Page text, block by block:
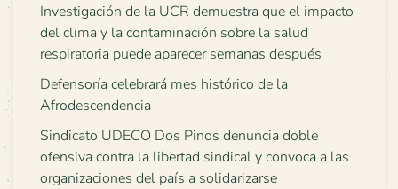
Investigación de la UCR demuestra que el impacto
del clima y la contaminación sobre la salud
respiratoria puede aparecer semanas después
Defensoría celebrará mes histórico de la
Afrodescendencia
Sindicato UDECO Dos Pinos denuncia doble
ofensiva contra la libertad sindical y convoca a las
organizaciones del país a solidarizarse